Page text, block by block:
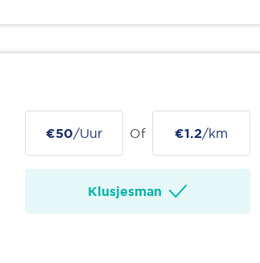
€50/Uur Of €1.2/km
Klusjesman